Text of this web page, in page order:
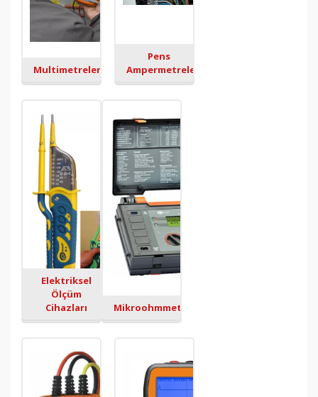
ETBİS sistemine kayıtlıdır.
internet alışverişlerinizde
Multimetreler
Pens
Ampermetreler
Elektriksel
Ölçüm
Cihazları
Mikroohmmetreler